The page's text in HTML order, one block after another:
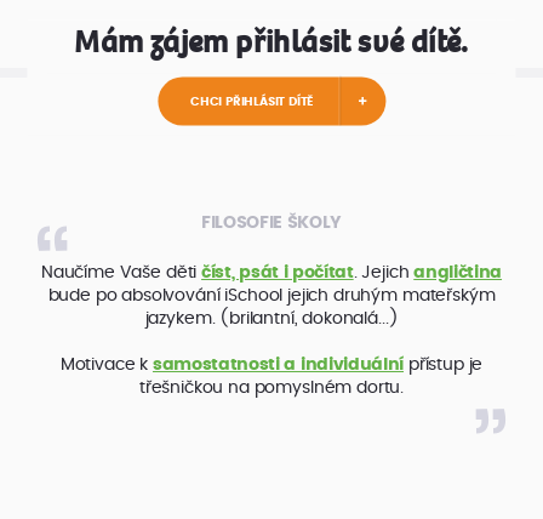
Mám zájem přihlásit své dítě.
CHCI PŘIHLÁSIT DÍTĚ
FILOSOFIE ŠKOLY
Naučíme Vaše dětičíst, psát i počítat. Jejichangličtina
bude po absolvování iSchool jejich druhým mateřským
jazykem. (brilantní, dokonalá...)
Motivace k samostatnosti a individuální přístup je
třešničkou na pomyslném dortu.